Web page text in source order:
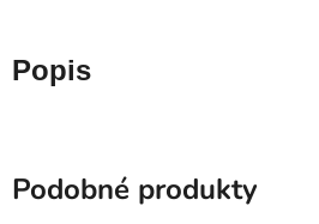
Popis
Podobné produkty